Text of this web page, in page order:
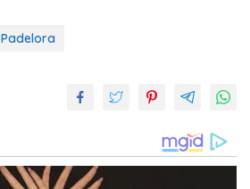
Padelora